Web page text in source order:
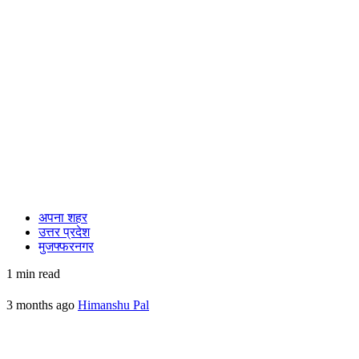
अपना शहर
उत्तर प्रदेश
मुजफ्फरनगर
1 min read
3 months ago Himanshu Pal